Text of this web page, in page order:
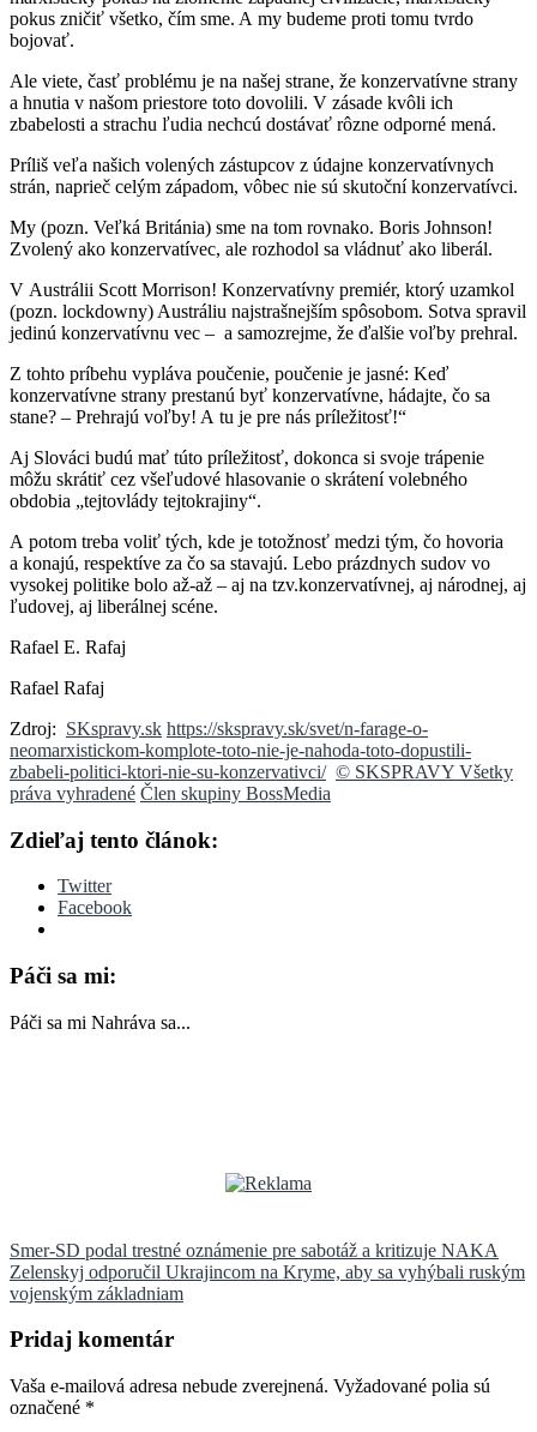
pokus zničiť všetko, čím sme. A my budeme proti tomu tvrdo
bojovať.
Ale viete, časť problému je na našej strane, že konzervatívne strany
a hnutia v našom priestore toto dovolili. V zásade kvôli ich
zbabelosti a strachu ľudia nechcú dostávať rôzne odporné mená.
Príliš veľa našich volených zástupcov z údajne konzervatívnych
strán, naprieč celým západom, vôbec nie sú skutoční konzervatívci.
My (pozn. Veľká Británia) sme na tom rovnako. Boris Johnson!
Zvolený ako konzervatívec, ale rozhodol sa vládnuť ako liberál.
V Austrálii Scott Morrison! Konzervatívny premiér, ktorý uzamkol
(pozn. lockdowny) Austráliu najstrašnejším spôsobom. Sotva spravil
jedinú konzervatívnu vec – a samozrejme, že ďalšie voľby prehral.
Z tohto príbehu vypláva poučenie, poučenie je jasné: Keď
konzervatívne strany prestanú byť konzervatívne, hádajte, čo sa
stane? – Prehrajú voľby! A tu je pre nás príležitosť!“
Aj Slováci budú mať túto príležitosť, dokonca si svoje trápenie
môžu skrátiť cez všeľudové hlasovanie o skrátení volebného
obdobia „tejtovlády tejtokrajiny“.
A potom treba voliť tých, kde je totožnosť medzi tým, čo hovoria
a konajú, respektíve za čo sa stavajú. Lebo prázdnych sudov vo
vysokej politike bolo až-až – aj na tzv.konzervatívnej, aj národnej, aj
ľudovej, aj liberálnej scéne.
Rafael E. Rafaj
Rafael Rafaj
Zdroj: SKspravy.sk https://skspravy.sk/svet/n-farage-o-
neomarxistickom-komplote-toto-nie-je-nahoda-toto-dopustili-
zbabeli-politici-ktori-nie-su-konzervativci/ © SKSPRAVY Všetky
práva vyhradené Člen skupiny BossMedia
Zdieľaj tento článok:
Twitter
Facebook
Páči sa mi:
Páči sa mi Nahráva sa...
Navigácia
v
Smer-SD podal trestné oznámenie pre sabotáž a kritizuje NAKA
Zelenskyj odporučil Ukrajincom na Kryme, aby sa vyhýbali ruským
vojenským základniam
Pridaj komentár
Vaša e-mailová adresa nebude zverejnená. Vyžadované polia sú
označené *